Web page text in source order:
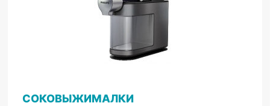
СОКОВЫЖИМАЛКИ